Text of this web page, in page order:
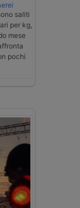
saliti
per kg,
mese
pochi